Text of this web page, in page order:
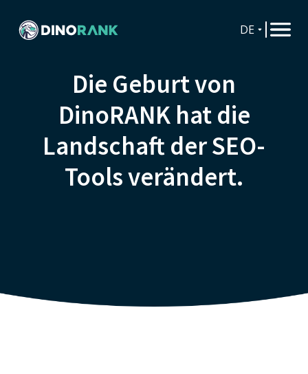
DE
Die Geburt von
DinoRANK hat die
Landschaft der SEO-
Tools verändert.